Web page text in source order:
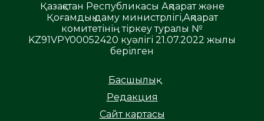
Қазақстан Республикасы Ақпарат және
Қоғамдық даму министрлігі,Ақпарат
комитетінің тіркеу туралы №
KZ91VPY00052420 куәлігі 21.07.2022 жылы
берілген
Басшылық
Редакция
Сайт картасы